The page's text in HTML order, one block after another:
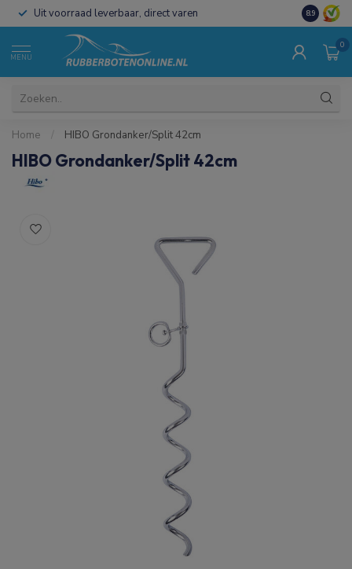
Uit voorraad leverbaar, direct varen Al 15 jaar
8.9
MENU
0
Home / HIBO Grondanker/Split 42cm
HIBO Grondanker/Split 42cm